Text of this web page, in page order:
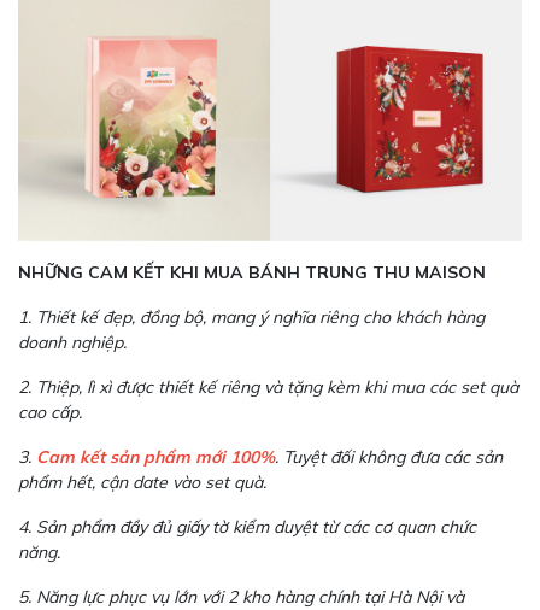
NHỮNG CAM KẾT KHI MUA BÁNH TRUNG THU MAISON
1. Thiết kế đẹp, đồng bộ, mang ý nghĩa riêng cho khách hàng
doanh nghiệp.
2. Thiệp, lì xì được thiết kế riêng và tặng kèm khi mua các set quà
cao cấp.
3. Cam kết sản phẩm mới 100%. Tuyệt đối không đưa các sản
phẩm hết, cận date vào set quà.
4. Sản phẩm đầy đủ giấy tờ kiểm duyệt từ các cơ quan chức
năng.
5. Năng lực phục vụ lớn với 2 kho hàng chính tại Hà Nội và